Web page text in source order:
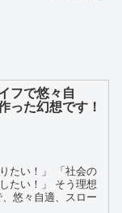
フで悠々自
った幻想です！
たい！」 「社会の
たい！」 そう理想
悠々自適、スロー